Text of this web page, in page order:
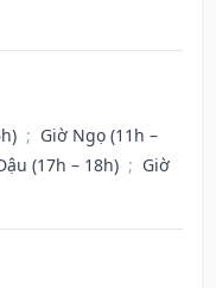
; Giờ Ngọ (11h –
(17h – 18h) ; Giờ